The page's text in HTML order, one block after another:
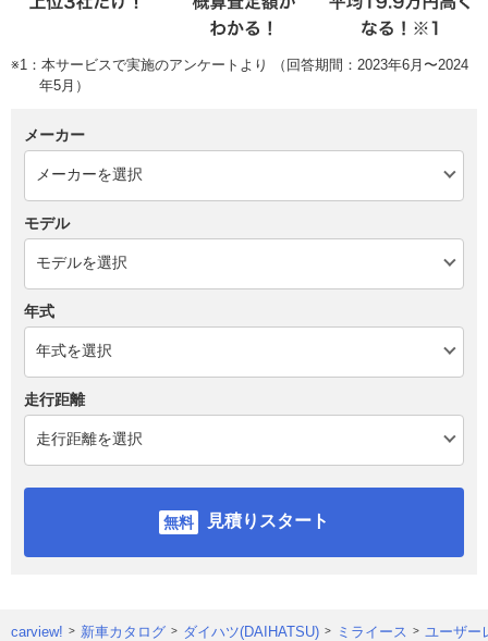
※1：本サービスで実施のアンケートより （回答期間：2023年6月〜2024
年5月）
メーカー
モデル
年式
走行距離
見積りスタート
carview! 新車カタログ ダイハツ(DAIHATSU) ミライース ユーザー